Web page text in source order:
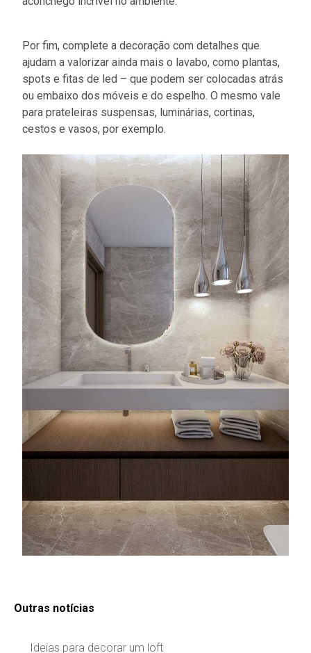
Outras notícias
Ideias para decorar um loft
Por fim, complete a decoração com detalhes que
ajudam a valorizar ainda mais o lavabo, como plantas,
spots e fitas de led – que podem ser colocadas atrás
ou embaixo dos móveis e do espelho. O mesmo vale
para prateleiras suspensas, luminárias, cortinas,
cestos e vasos, por exemplo.